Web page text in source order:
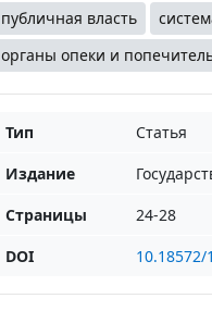
публичная власть
органы опеки и
Тип
Статья
Издание
Страницы
24-28
DOI
10.18572/